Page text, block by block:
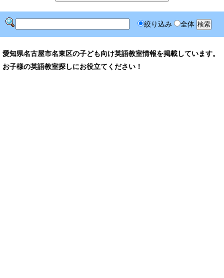
絞り込み 全体
愛知県名古屋市名東区の子ども向け英語教室情報を掲載しています。
お子様の英語教室探しにお役立てください！